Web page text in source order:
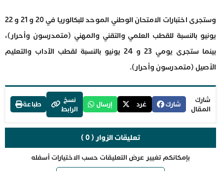
وستجرى اختبارات الامتحان الوطني الموحد للبكالوريا في 20 و 21 و 22
يونيو بالنسبة للقطب العلمي والتقني والمهني (متمدرسون وأحرار)،
بينما ستجرى يومي 23 و 24 يونيو بالنسبة لقطب الآداب والتعليم
الأصيل (متمدرسون وأحرار).
شارك
المقال
شارك غرد إرسال
نسخ
الرابط
طباعة
تعليقات الزوار ( 0 )
بإمكانكم تغيير عرض التعليقات حسب الاختيارات أسفله